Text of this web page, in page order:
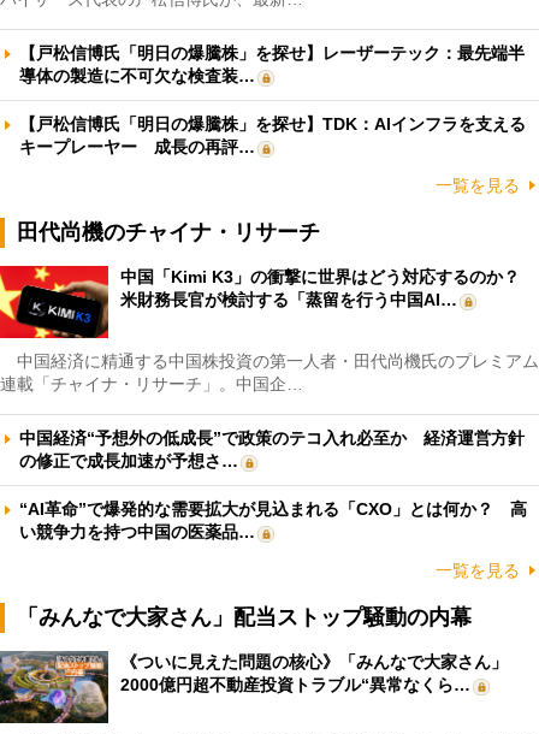
【戸松信博氏「明日の爆騰株」を探せ】レーザーテック：最先端半
導体の製造に不可欠な検査装…
【戸松信博氏「明日の爆騰株」を探せ】TDK：AIインフラを支える
キープレーヤー 成長の再評…
一覧を見る
田代尚機のチャイナ・リサーチ
中国「Kimi K3」の衝撃に世界はどう対応するのか？
米財務長官が検討する「蒸留を行う中国AI…
中国経済に精通する中国株投資の第一人者・田代尚機氏のプレミアム
連載「チャイナ・リサーチ」。中国企…
中国経済“予想外の低成長”で政策のテコ入れ必至か 経済運営方針
の修正で成長加速が予想さ…
“AI革命”で爆発的な需要拡大が見込まれる「CXO」とは何か？ 高
い競争力を持つ中国の医薬品…
一覧を見る
「みんなで大家さん」配当ストップ騒動の内幕
《ついに見えた問題の核心》「みんなで大家さん」
2000億円超不動産投資トラブル“異常なくら…